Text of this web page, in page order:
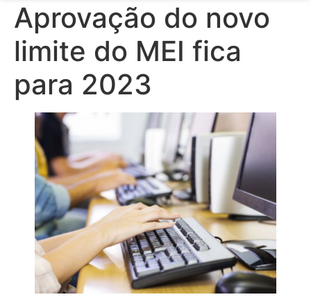
Aprovação do novo
limite do MEI fica
para 2023